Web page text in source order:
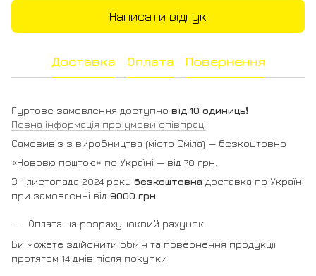
Написати відгук
Доставка Оплата Повернення
Гуртове замовлення доступно від 10 одиниць❗️
Повна інформація про умови співпраці
Самовивіз з виробництва (місто Сміла) — безкоштовно
«Нововю поштою» по Україні — від 70 грн.
З 1 листопада 2024 року безкоштовна доставка по Україні
при замовленні від 9000 грн.
Оплата на розрахуноквий рахунок
Ви можете здійснити обмін та повернення продукції
протягом 14 днів після покупки